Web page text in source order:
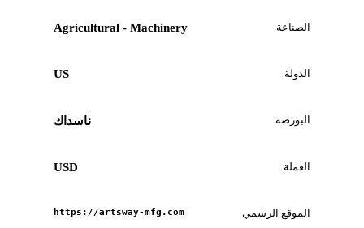
الصناعة Agricultural - Machinery
الدولة US
البورصة ناسداك
العملة USD
الموقع الرسمي https://artsway-mfg.com